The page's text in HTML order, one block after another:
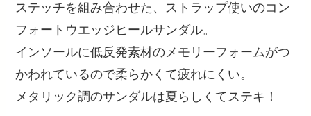
ステッチを組み合わせた、ストラップ使いのコン
フォートウエッジヒールサンダル。
インソールに低反発素材のメモリーフォームがつ
かわれているので柔らかくて疲れにくい。
メタリック調のサンダルは夏らしくてステキ！